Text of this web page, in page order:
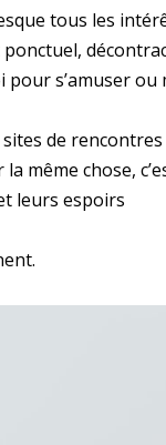
tous les
s’amuser ou
de
même chose,
leurs espoirs